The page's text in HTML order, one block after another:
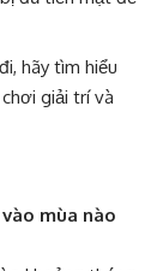
hãy tìm hiểu
giải trí và
mùa nào